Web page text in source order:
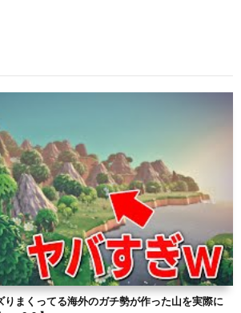
りまくってる海外のガチ勢が作った山を実際に